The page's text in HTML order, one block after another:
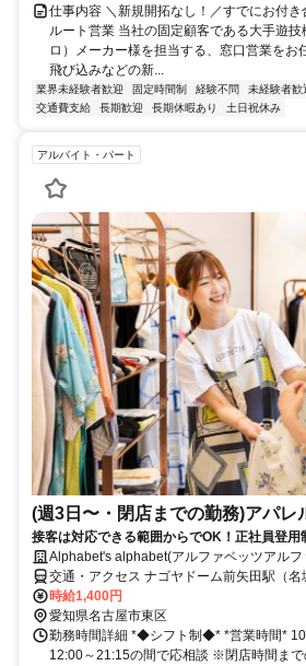
仕事内容 ＼新規開拓なし！／すでにお付
ルート営業 当社の固定顧客である大手遊
ロ）メーカー様を担当する、窓口営業をお
飛び込みなどの新...
業界未経験者歓迎 固定時間制 経験不問 未経験者歓
交通費支給
長期歓迎 長期休暇あり 土日祝休み
アルバイト・パート
(週3日〜・閉店までの勤務)アパレ
接客は対応できる範囲からでOK！正社員登用
Alphabet's alphabet(アルファベッツアル
ゴヤドーム前
交通・アクセス ナゴヤドーム前矢田駅（
時給1,400円
愛知県名古屋市東区
勤務時間詳細 *◆️シフト制◆️* *営業時間*
12:00～21:15の間で応相談 ※閉店時間ま